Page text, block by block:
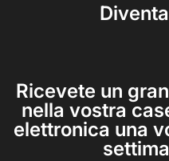
Ricevete un
nella vostra
elettronica una